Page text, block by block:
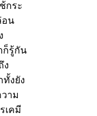
กระ
อน
ก็รู้กัน
ง
งยัง
าม
เคมี